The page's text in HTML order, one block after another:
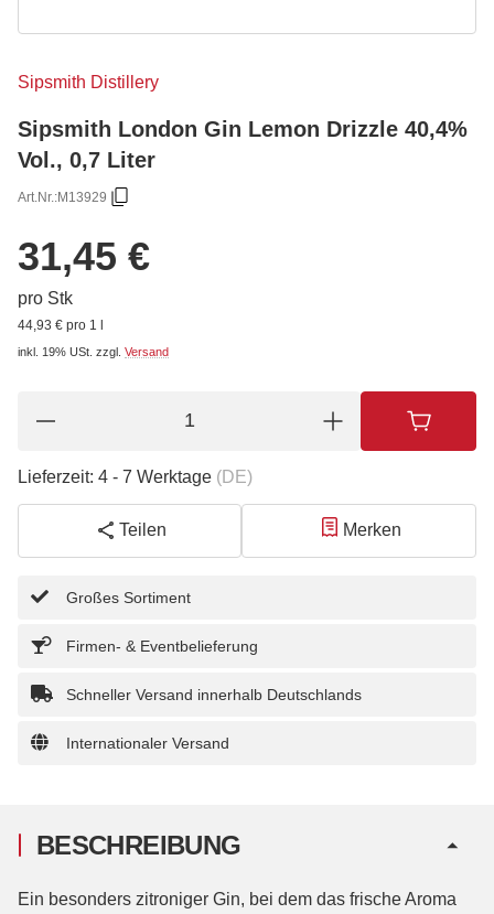
Sipsmith Distillery
Sipsmith London Gin Lemon Drizzle 40,4%
Vol., 0,7 Liter
Art.Nr.:M13929
31,45 €
pro Stk
44,93 € pro 1 l
inkl. 19% USt. zzgl. Versand
Lieferzeit: 4 - 7 Werktage (DE)
Teilen Merken
Großes Sortiment
Firmen- & Eventbelieferung
Schneller Versand innerhalb Deutschlands
Internationaler Versand
BESCHREIBUNG
Ein besonders zitroniger Gin, bei dem das frische Aroma